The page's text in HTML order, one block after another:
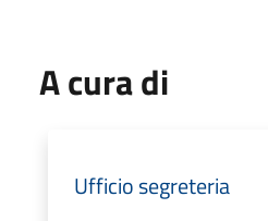
A cura di
Ufficio segreteria